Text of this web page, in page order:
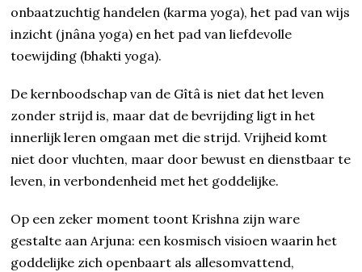
onbaatzuchtig handelen (karma yoga), het pad van wijs
inzicht (jnâna yoga) en het pad van liefdevolle
toewijding (bhakti yoga).
De kernboodschap van de Gîtâ is niet dat het leven
zonder strijd is, maar dat de bevrijding ligt in het
innerlijk leren omgaan met die strijd. Vrijheid komt
niet door vluchten, maar door bewust en dienstbaar te
leven, in verbondenheid met het goddelijke.
Op een zeker moment toont Krishna zijn ware
gestalte aan Arjuna: een kosmisch visioen waarin het
goddelijke zich openbaart als allesomvattend,